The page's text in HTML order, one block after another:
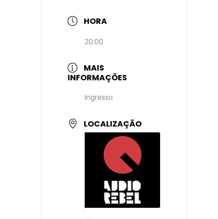
HORA
20:00
MAIS
INFORMAÇÕES
Ingresso
LOCALIZAÇÃO